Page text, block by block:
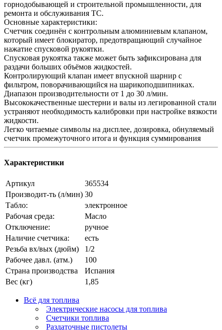
горнодобывающей и строительной промышленности, для
ремонта и обслуживания ТС.
Основные характеристики:
Счетчик соединён с контрольным алюминиевым клапаном,
который имеет блокиратор, предотвращающий случайное
нажатие спусковой рукоятки.
Спусковая рукоятка также может быть зафиксирована для
раздачи больших объёмов жидкостей.
Контролирующий клапан имеет впускной шарнир с
фильтром, поворачивающийся на шарикоподшипниках.
Диапазон производительности от 1 до 30 л/мин.
Высококачественные шестерни и валы из легированной стали
устраняют необходимость калибровки при настройке вязкости
жидкости.
Легко читаемые символы на дисплее, дозировка, обнуляемый
счетчик промежуточного итога и функция суммирования
Характеристики
Артикул
365534
Производит-ть (л/мин) 30
Табло:
электронное
Рабочая среда:
Масло
Отключение:
ручное
Наличие счетчика:
есть
Резьба вх/вых (дюйм)
1/2
Рабочее давл. (атм.)
100
Страна производства
Испания
Вес (кг)
1,85
Всё для топлива
Электрические насосы для топлива
Счетчики топлива
Раздаточные пистолеты